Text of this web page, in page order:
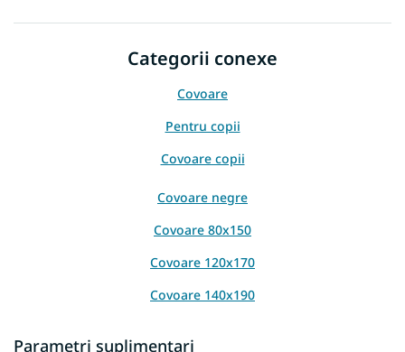
Categorii conexe
Covoare
Pentru copii
Covoare copii
Covoare negre
Covoare 80x150
Covoare 120x170
Covoare 140x190
Parametri suplimentari